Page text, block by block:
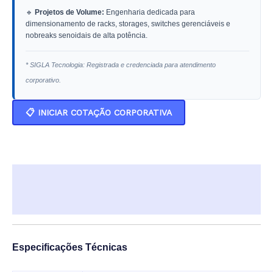
🔹 Projetos de Volume: Engenharia dedicada para
dimensionamento de racks, storages, switches gerenciáveis e
nobreaks senoidais de alta potência.
* SIGLA Tecnologia: Registrada e credenciada para atendimento
corporativo.
📋 INICIAR COTAÇÃO CORPORATIVA
Especificações Técnicas